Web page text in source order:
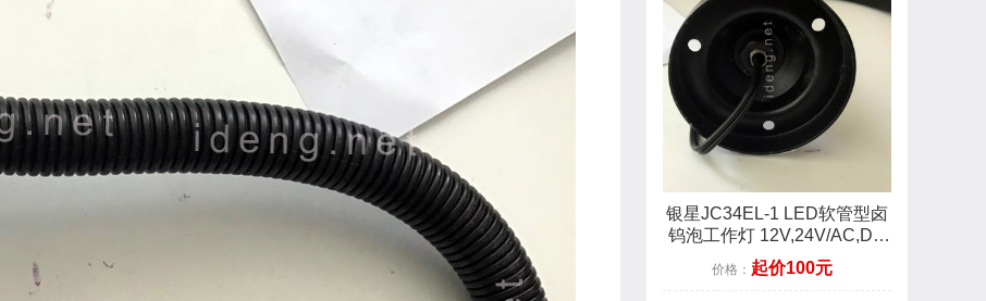
银星JC34EL-1 LED软管型卤
钨泡工作灯 12V,24V/AC,DC
3W 磁座
价格： 起价100元